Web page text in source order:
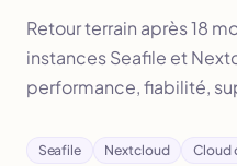
Retour terrain après 18
instances Seafile et
performance, fiabilité,
Seafile Nextcloud Cloud